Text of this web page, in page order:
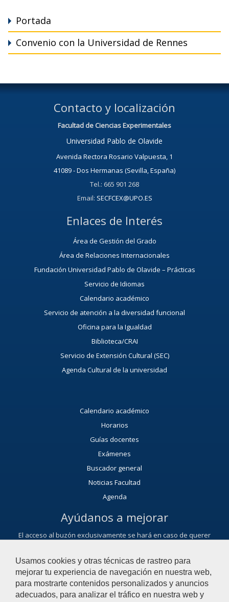
Usamos cookies y otras técnicas de rastreo para
mejorar tu experiencia de navegación en nuestra web,
para mostrarte contenidos personalizados y anuncios
adecuados, para analizar el tráfico en nuestra web y
Portada
Convenio con la Universidad de Rennes
Contacto y localización
Facultad de Ciencias Experimentales
Universidad Pablo de Olavide
Avenida Rectora Rosario Valpuesta, 1
41089 - Dos Hermanas (Sevilla, España)
Tel.: 665 901 268
Email: SECFCEX@UPO.ES
Enlaces de Interés
Área de Gestión del Grado
Área de Relaciones Internacionales
Fundación Universidad Pablo de Olavide – Prácticas
Servicio de Idiomas
Calendario académico
Servicio de atención a la diversidad funcional
Oficina para la Igualdad
Biblioteca/CRAI
Servicio de Extensión Cultural (SEC)
Agenda Cultural de la universidad
Calendario académico
Horarios
Guías docentes
Exámenes
Buscador general
Noticias Facultad
Agenda
Ayúdanos a mejorar
El acceso al buzón exclusivamente se hará en caso de querer
Contacta con nosotros